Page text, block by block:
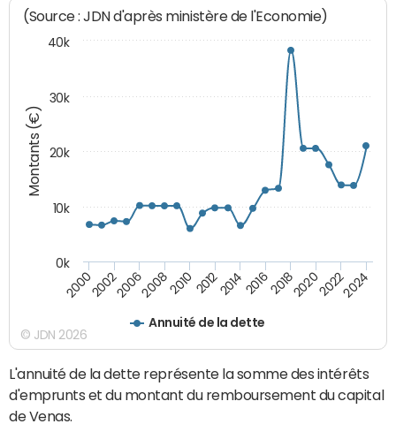
Montants (€)
(Source : JDN d'après ministère de l'Economie)
Annuité de la dette
20002002200620082010 2012201420162018202020222024
0k
10k
20k
30k
40k
© JDN 2026
L'annuité de la dette représente la somme des intérêts
d'emprunts et du montant du remboursement du capital
de Venas.